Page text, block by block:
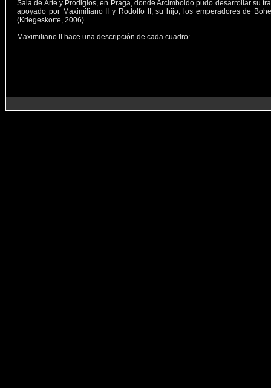
Sala de Arte y Prodigios, en Praga, donde Arcimboldo pudo desarrollar su
apoyado por Maximiliano II y Rodolfo II, su hijo, los emperadores de
(Kriegeskorte, 2006).
Maximiliano II hace una descripción de cada cuadro: